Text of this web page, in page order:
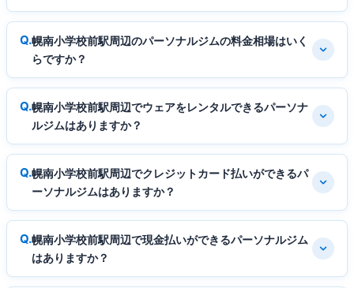
幌南小学校前駅周辺のパーソナルジムの料金相場はいく
らですか？
幌南小学校前駅周辺でウェアをレンタルできるパーソナ
ルジムはありますか？
幌南小学校前駅周辺でクレジットカード払いができるパ
ーソナルジムはありますか？
幌南小学校前駅周辺で現金払いができるパーソナルジム
はありますか？